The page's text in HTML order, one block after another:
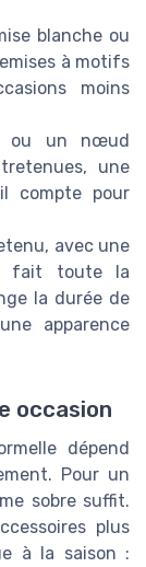
blanche ou
à motifs
moins
ou un nœud
une
compte pour
avec une
fait toute la
la durée de
apparence
occasion
dépend
Pour un
sobre suffit.
plus
à la saison :